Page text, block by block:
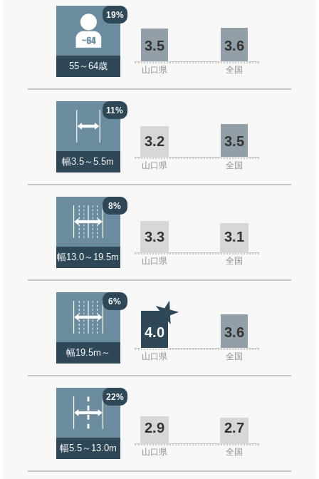
19%
55～64歳
3.5 3.6
山口県 全国
11%
幅3.5～5.5m
3.2 3.5
山口県 全国
8%
幅13.0～19.5m
3.3 3.1
山口県 全国
6%
幅19.5m～
4.0 3.6
山口県 全国
22%
幅5.5～13.0m
2.9 2.7
山口県 全国